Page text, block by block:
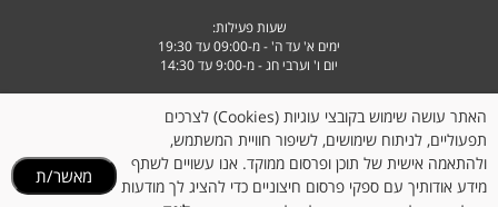
שעות פעילות:
ימים א' עד ה' - מ-09:00 עד 19:30
יום ו' וערבי חג - מ-9:00 עד 14:30
האתר עושה שימוש בקובצי עוגיות (Cookies) לצרכים
תפעוליים, לניתוח שימושים, לשיפור חוויית המשתמש,
ולהתאמה אישית של תוכן ופרסום ממוקד. אנו עשויים לשתף
מידע אודותיך עם ספקי פרסום חיצוניים כדי להציג לך מודעות
מאשר/ת